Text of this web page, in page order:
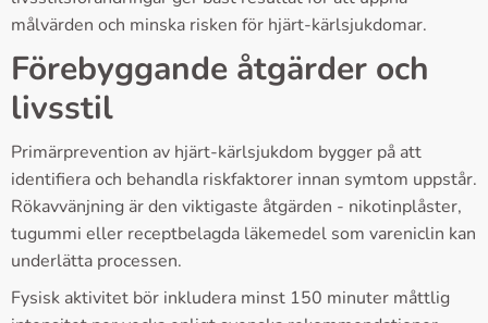
målvärden och minska risken för hjärt-kärlsjukdomar.
Förebyggande åtgärder och
livsstil
Primärprevention av hjärt-kärlsjukdom bygger på att
identifiera och behandla riskfaktorer innan symtom uppstår.
Rökavvänjning är den viktigaste åtgärden - nikotinplåster,
tugummi eller receptbelagda läkemedel som vareniclin kan
underlätta processen.
Fysisk aktivitet bör inkludera minst 150 minuter måttlig